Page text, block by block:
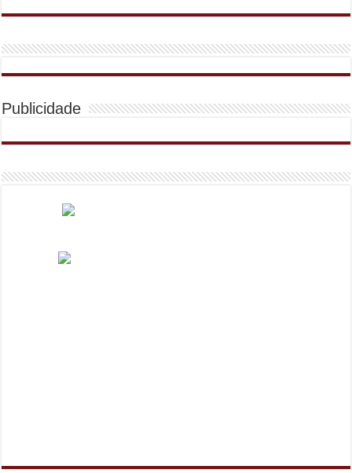
Publicidade